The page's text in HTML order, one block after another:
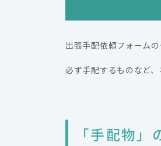
出張手配依頼フォーム
必ず手配するものなど
「手配物